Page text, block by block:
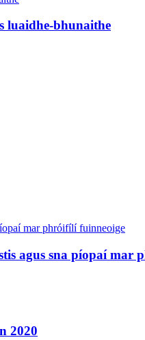
luaidhe-bhunaithe
agus sna píopaí mar
2020